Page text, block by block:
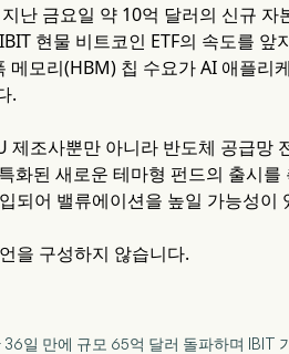
난 금요일 약 10억 달러의 신규
현물 비트코인 ETF의 속도를 앞
모리(HBM) 칩 수요가 AI 애플리
.
제조사뿐만 아니라 반도체 공급망
화된 새로운 테마형 펀드의 출시
되어 밸류에이션을 높일 가능성이
을 구성하지 않습니다.
일 만에 규모 65억 달러 돌파하며 IBIT